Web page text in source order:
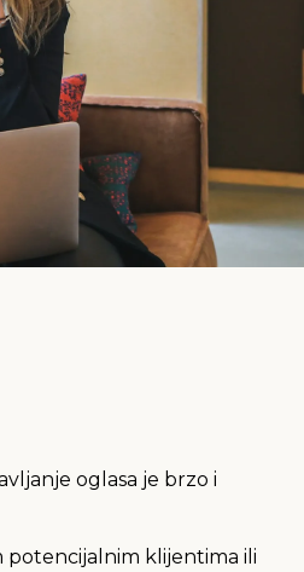
oglasa je brzo i
potencijalnim klijentima ili